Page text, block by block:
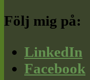
Följ mig på:
LinkedIn
Facebook